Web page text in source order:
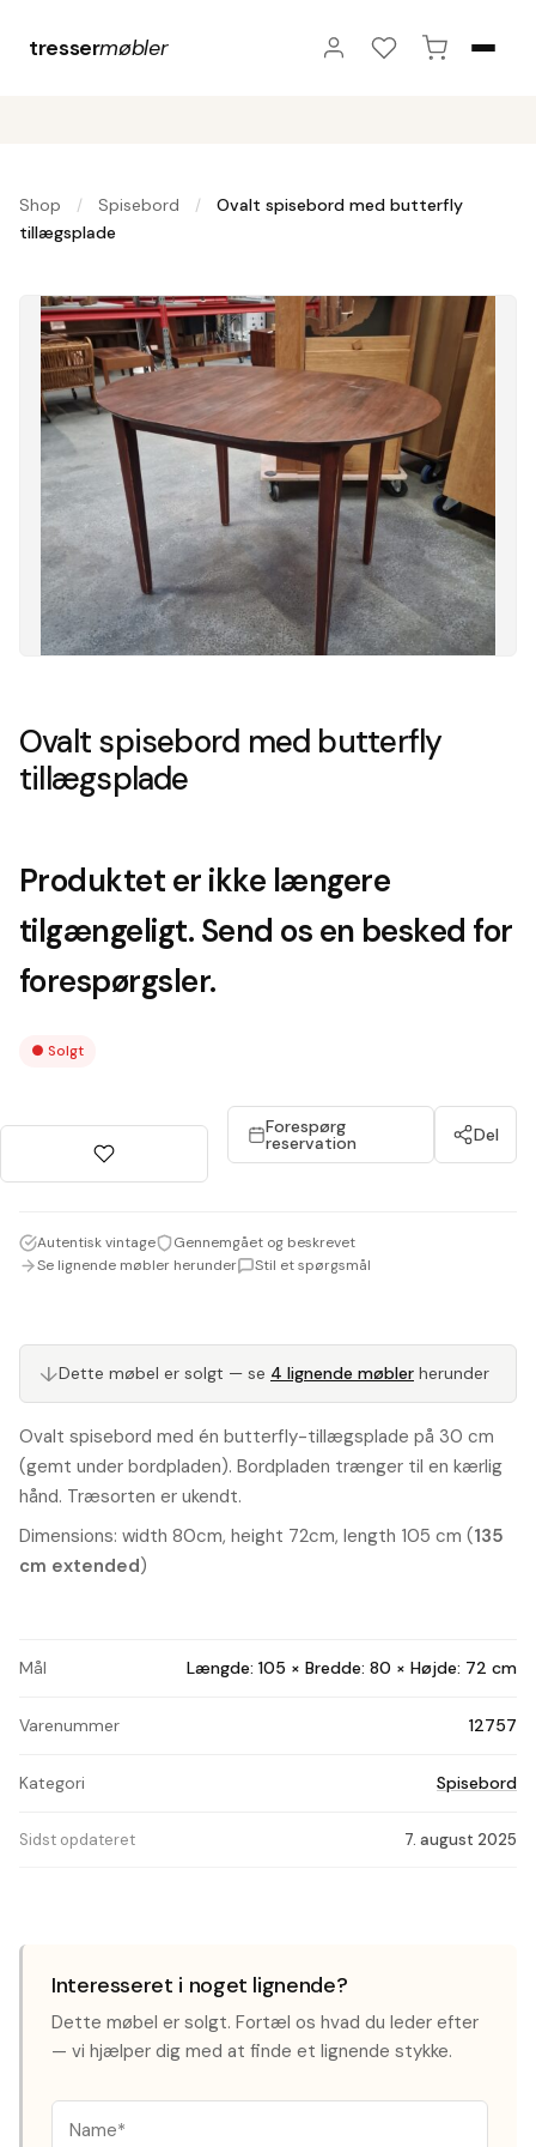
tressermøbler
Shop / Spisebord /
Ovalt spisebord med butterfly
tillægsplade
Ovalt spisebord med butterfly
tillægsplade
Ovalt spisebord med én butterfly-tillægsplade på 30 cm
(gemt under bordpladen). Bordpladen trænger til en kærlig
hånd. Træsorten er ukendt.
Dimensions: width 80cm, height 72cm, length 105 cm (135
cm extended)
Mål Længde: 105 × Bredde: 80 × Højde: 72 cm
Varenummer 12757
Kategori Spisebord
Sidst opdateret 7. august 2025
Produktet er ikke længere
tilgængeligt. Send os en besked for
forespørgsler.
● Solgt
Forespørg
reservation Del
Autentisk vintage
Gennemgået og beskrevet
Se lignende møbler herunder
Stil et spørgsmål
↓Dette møbel er solgt — se 4 lignende møbler herunder
Interesseret i noget lignende?
Dette møbel er solgt. Fortæl os hvad du leder efter
— vi hjælper dig med at finde et lignende stykke.